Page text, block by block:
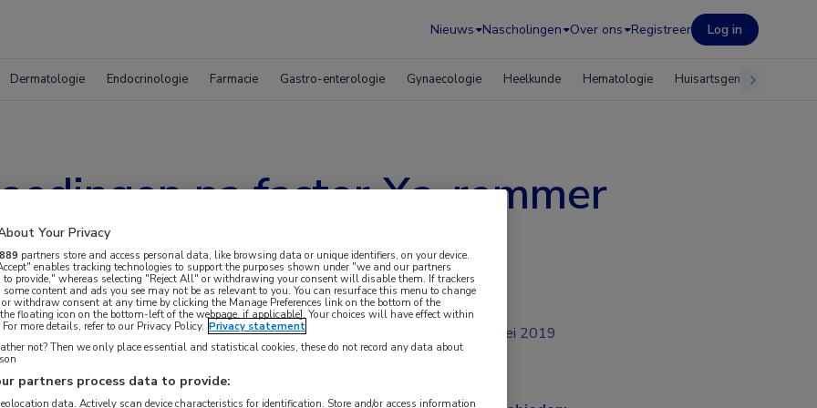
Nieuws Nascholingen Over ons Registreer Log in
Dermatologie Endocrinologie Farmacie Gastro-enterologie Gynaecologie Heelkunde Hematologie Huisartsgeneeskunde
na factor Xa-remmer
mei 2019
Your Privacy
889 partners store and access personal data, like browsing data or unique identifiers, on your device.
enables tracking technologies to support the purposes shown under "we and our partners
to provide," whereas selecting "Reject All" or withdrawing your consent will disable them. If trackers
some content and ads you see may not be as relevant to you. You can resurface this menu to change
or withdraw consent at any time by clicking the Manage Preferences link on the bottom of the
floating icon on the bottom-left of the webpage, if applicable]. Your choices will have effect within
more details, refer to our Privacy Policy. Privacy statement
not? Then we only place essential and statistical cookies, these do not record any data about
partners process data to provide:
data. Actively scan device characteristics for identification. Store and/or access information